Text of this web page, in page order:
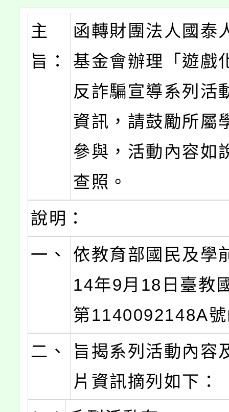
主
旨：
函轉財團法人國泰
基金會辦理「遊戲
反詐騙宣導系列活
資訊，請鼓勵所屬
參與，活動內容如
查照。
說明：
一、
依教育部國民及學
14年9月18日臺教
第1140092148A
二、
旨揭系列活動內容
片資訊摘列如下：